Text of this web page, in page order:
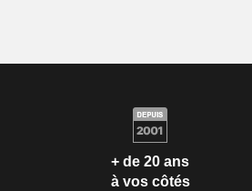
+ de 20 ans
à vos côtés